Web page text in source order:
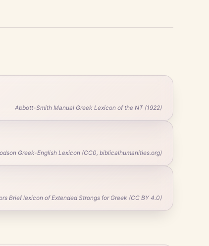
Abbott-Smith Manual Greek Lexicon of the NT (1922)
Greek-English Lexicon (CC0, biblicalhumanities.org)
Brief lexicon of Extended Strongs for Greek (CC BY 4.0)